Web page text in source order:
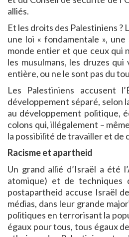
alliés.
Et les droits des Palestiniens ?
une loi « fondamentale »,
monde entier et que ceux qui
les musulmans, les druzes
entière, ou ne le sont pas du
Les Palestiniens accusent
développement séparé, selon
au développement politique,
colons qui, illégalement –
la possibilité de travailler et de
Racisme et apartheid
Un grand allié d’Israël a été
atomique) et de techniques
postapartheid accuse Israël
médias, dans leur grande
politiques en terrorisant la
égaux pour tous, tous égaux